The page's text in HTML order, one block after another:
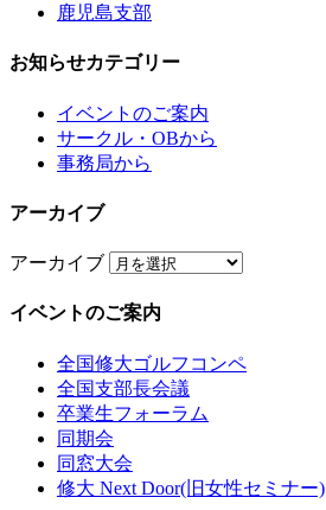
鹿児島支部
お知らせカテゴリー
イベントのご案内
サークル・OBから
事務局から
アーカイブ
アーカイブ
イベントのご案内
全国修大ゴルフコンペ
全国支部長会議
卒業生フォーラム
同期会
同窓大会
修大 Next Door(旧女性セミナー)